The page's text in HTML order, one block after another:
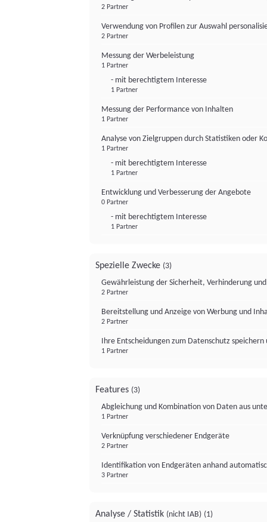
2 Partner
Verwendung von Profilen zur Auswahl
2 Partner
Messung der Werbeleistung
1 Partner
- mit berechtigtem Interesse
1 Partner
Messung der Performance von Inhalten
1 Partner
Analyse von Zielgruppen durch Statistiken oder
1 Partner
- mit berechtigtem Interesse
1 Partner
Entwicklung und Verbesserung der Angebote
0 Partner
- mit berechtigtem Interesse
1 Partner
Spezielle Zwecke (3)
Gewährleistung der Sicherheit, Verhinderung
2 Partner
Bereitstellung und Anzeige von Werbung und
2 Partner
Ihre Entscheidungen zum Datenschutz
1 Partner
Features (3)
Abgleichung und Kombination von Daten aus
1 Partner
Verknüpfung verschiedener Endgeräte
2 Partner
Identifikation von Endgeräten anhand
3 Partner
Analyse / Statistik (nicht IAB) (1)